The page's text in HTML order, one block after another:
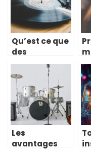
Qu’est ce que
des
boomwhackers
?
Les
avantages